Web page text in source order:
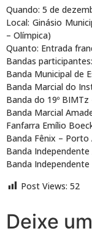
Quando: 5 de
Local: Ginásio
– Olímpica)
Quanto: Entrada
Bandas participantes:
Banda Municipal de
Banda Marcial do
Banda do 19º
Banda Marcial
Fanfarra Emílio
Banda Fênix – Porto
Banda
Banda
Post Views: 52
Deixe